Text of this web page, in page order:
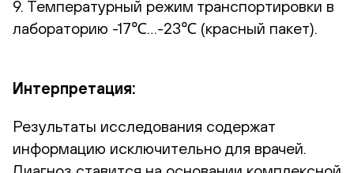
9. Температурный режим транспортировки в
лабораторию -17℃…-23℃ (красный пакет).
Интерпретация:
Результаты исследования содержат
информацию исключительно для врачей.